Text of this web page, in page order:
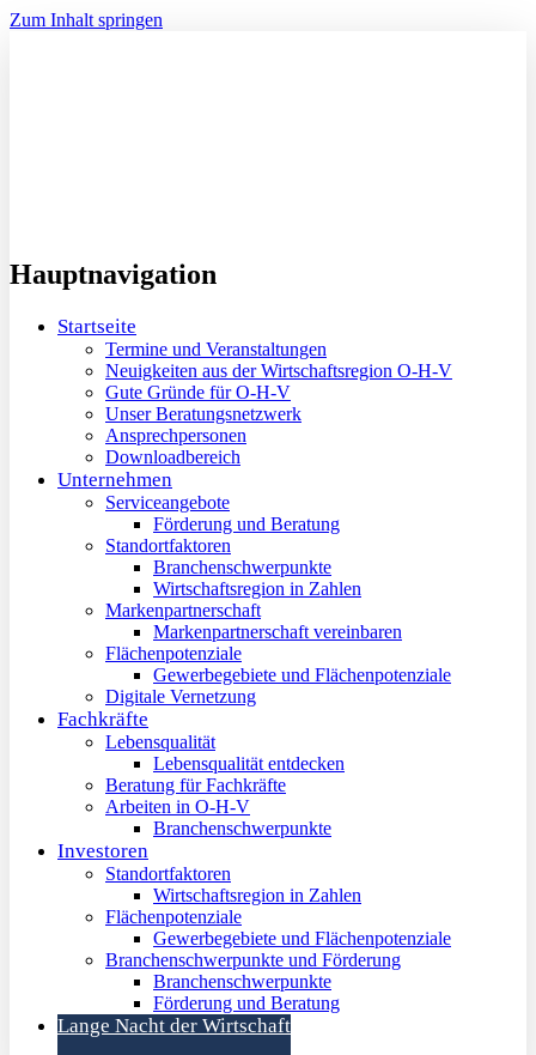
Zum Inhalt springen
Hauptnavigation
Startseite
Termine und Veranstaltungen
Neuigkeiten aus der Wirtschaftsregion O-H-V
Gute Gründe für O-H-V
Unser Beratungsnetzwerk
Ansprechpersonen
Downloadbereich
Unternehmen
Serviceangebote
Förderung und Beratung
Standortfaktoren
Branchenschwerpunkte
Wirtschaftsregion in Zahlen
Markenpartnerschaft
Markenpartnerschaft vereinbaren
Flächenpotenziale
Gewerbegebiete und Flächenpotenziale
Digitale Vernetzung
Fachkräfte
Lebensqualität
Lebensqualität entdecken
Beratung für Fachkräfte
Arbeiten in O-H-V
Branchenschwerpunkte
Investoren
Standortfaktoren
Wirtschaftsregion in Zahlen
Flächenpotenziale
Gewerbegebiete und Flächenpotenziale
Branchenschwerpunkte und Förderung
Branchenschwerpunkte
Förderung und Beratung
Lange Nacht der Wirtschaft